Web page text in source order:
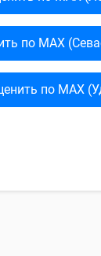
по MAX
по MAX